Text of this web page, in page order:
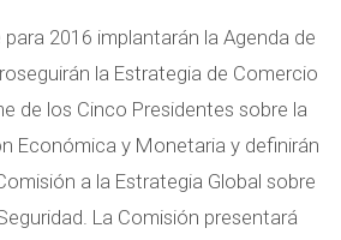
2016 implantarán la Agenda de
la Estrategia de Comercio
de los Cinco Presidentes sobre la
Económica y Monetaria y definirán
a la Estrategia Global sobre
La Comisión presentará